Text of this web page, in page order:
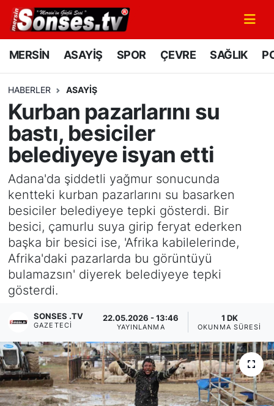
MERSİN ASAYİŞ SPOR ÇEVRE SAĞLIK
HABERLER ASAYİŞ
Kurban pazarlarını su
bastı, besiciler
belediyeye isyan etti
Adana'da şiddetli yağmur sonucunda
kentteki kurban pazarlarını su basarken
besiciler belediyeye tepki gösterdi. Bir
besici, çamurlu suya girip feryat ederken
başka bir besici ise, 'Afrika kabilelerinde,
Afrika'daki pazarlarda bu görüntüyü
bulamazsın' diyerek belediyeye tepki
gösterdi.
SONSES .TV
GAZETECI
22.05.2026 - 13:46
YAYINLANMA
1 DK
OKUNMA SÜRESI
MERSİN
SPOR
GÜNÜN MANŞETİ
DÜNYA
KÜLTÜR - SANAT
MAGAZİN
SAĞLIK
Siyaset
YEREL HABER
Haberde insan
Tanıtım
Mersin Nöbetçi Eczaneler
Mersin Namaz Vakitleri
Mersin Trafik Yoğunluk Haritası
Süper Lig Puan Durumu ve Fikstür
Tüm Manşetler
Son Dakika Haberleri
Haber Arşivi